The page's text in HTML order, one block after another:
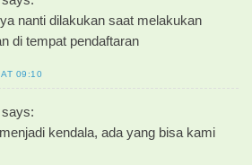
nanti dilakukan saat melakukan
di tempat pendaftaran
09:10
says:
kendala, ada yang bisa kami